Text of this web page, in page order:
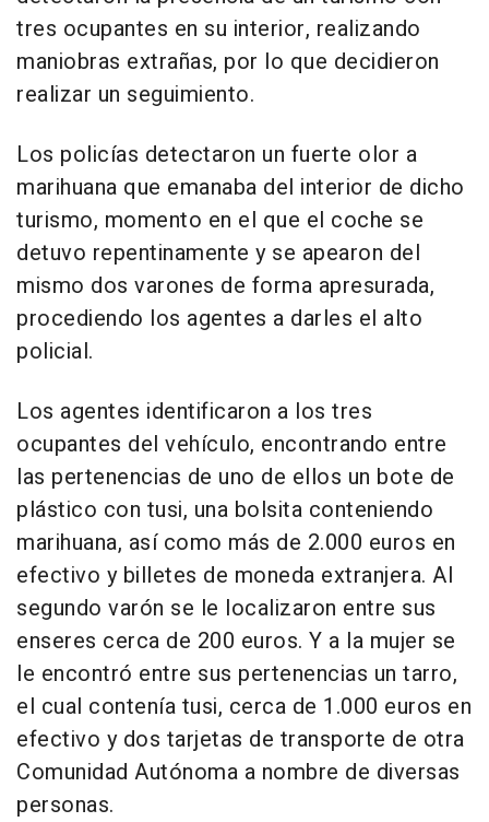
tres ocupantes en su interior, realizando
maniobras extrañas, por lo que decidieron
realizar un seguimiento.
Los policías detectaron un fuerte olor a
marihuana que emanaba del interior de dicho
turismo, momento en el que el coche se
detuvo repentinamente y se apearon del
mismo dos varones de forma apresurada,
procediendo los agentes a darles el alto
policial.
Los agentes identificaron a los tres
ocupantes del vehículo, encontrando entre
las pertenencias de uno de ellos un bote de
plástico con tusi, una bolsita conteniendo
marihuana, así como más de 2.000 euros en
efectivo y billetes de moneda extranjera. Al
segundo varón se le localizaron entre sus
enseres cerca de 200 euros. Y a la mujer se
le encontró entre sus pertenencias un tarro,
el cual contenía tusi, cerca de 1.000 euros en
efectivo y dos tarjetas de transporte de otra
Comunidad Autónoma a nombre de diversas
personas.